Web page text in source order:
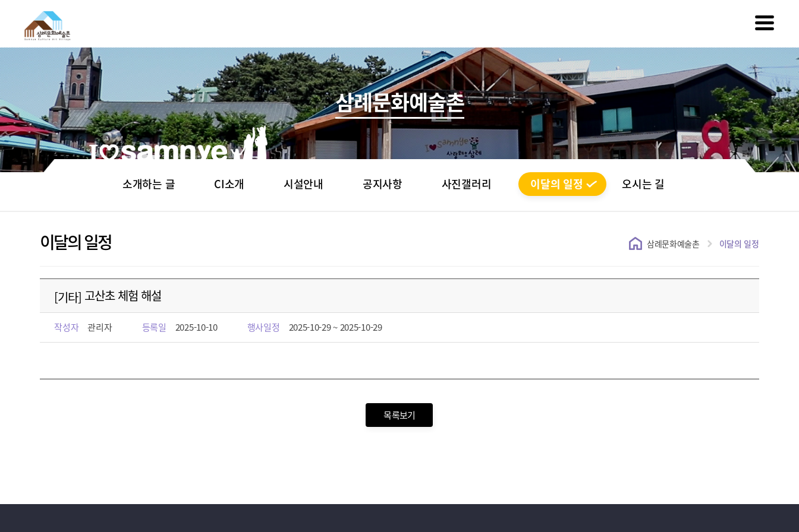
삼례문화예술촌
소개하는 글 CI소개 시설안내 공지사항 사진갤러리 이달의 일정 오시는 길
삼례문화예술촌 이달의 일정
이달의 일정
[기타] 고산초 체험 해설
작성자 관리자 등록일 2025-10-10 행사일정 2025-10-29 ~ 2025-10-29
목록보기